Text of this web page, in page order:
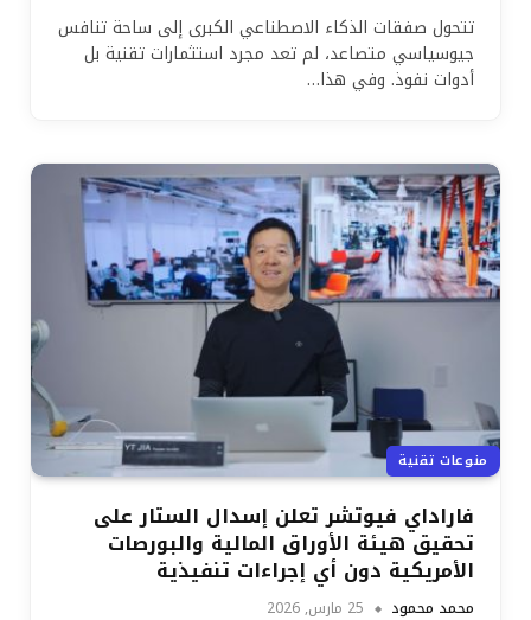
تتحول صفقات الذكاء الاصطناعي الكبرى إلى ساحة تنافس
جيوسياسي متصاعد، لم تعد مجرد استثمارات تقنية بل
أدوات نفوذ. وفي هذا…
منوعات تقنية
فاراداي فيوتشر تعلن إسدال الستار على
تحقيق هيئة الأوراق المالية والبورصات
الأمريكية دون أي إجراءات تنفيذية
محمد محمود 25 مارس, 2026